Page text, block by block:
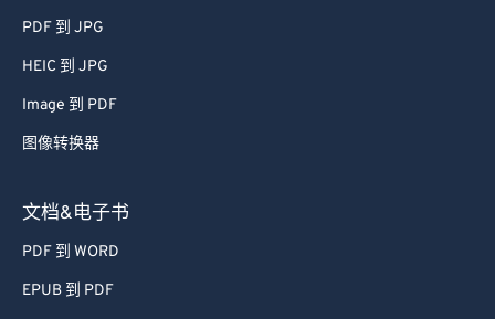
PDF 到 JPG
HEIC 到 JPG
Image 到 PDF
图像转换器
文档&电子书
PDF 到 WORD
EPUB 到 PDF